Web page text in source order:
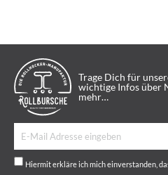
Trage Dich für
wichtige Infos über
mehr…
Hiermit erkläre ich mich einverstanden,